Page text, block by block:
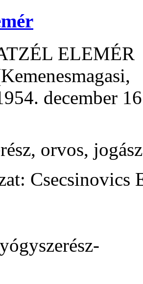
ELEMÉR
december
orvos,
Csecsinovics